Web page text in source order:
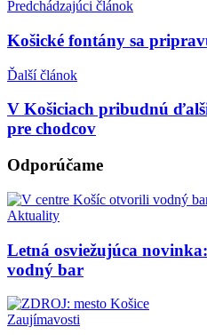
Predchádzajúci článok
Košické fontány sa
Ďalší článok
V Košiciach pribudnú
pre chodcov
Odporúčame
Aktuality
Letná osviežujúca
vodný bar
Zaujímavosti